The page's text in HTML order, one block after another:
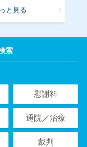
と見る
索
慰謝料
通院／治療
裁判